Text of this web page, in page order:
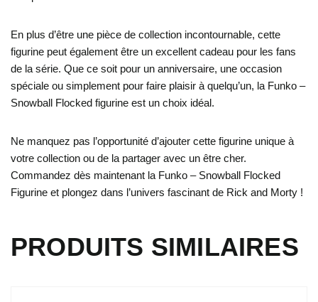
En plus d’être une pièce de collection incontournable, cette
figurine peut également être un excellent cadeau pour les fans
de la série. Que ce soit pour un anniversaire, une occasion
spéciale ou simplement pour faire plaisir à quelqu’un, la Funko –
Snowball Flocked figurine est un choix idéal.
Ne manquez pas l’opportunité d’ajouter cette figurine unique à
votre collection ou de la partager avec un être cher.
Commandez dès maintenant la Funko – Snowball Flocked
Figurine et plongez dans l’univers fascinant de Rick and Morty !
PRODUITS SIMILAIRES